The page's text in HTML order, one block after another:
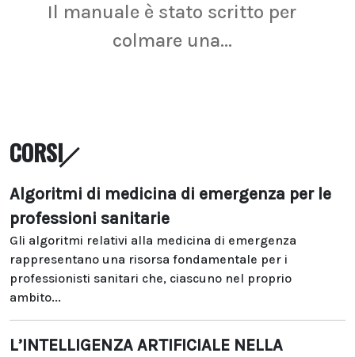
Il manuale è stato scritto per
colmare una...
CORSI
Algoritmi di medicina di emergenza per le
professioni sanitarie
Gli algoritmi relativi alla medicina di emergenza
rappresentano una risorsa fondamentale per i
professionisti sanitari che, ciascuno nel proprio
ambito...
L’INTELLIGENZA ARTIFICIALE NELLA